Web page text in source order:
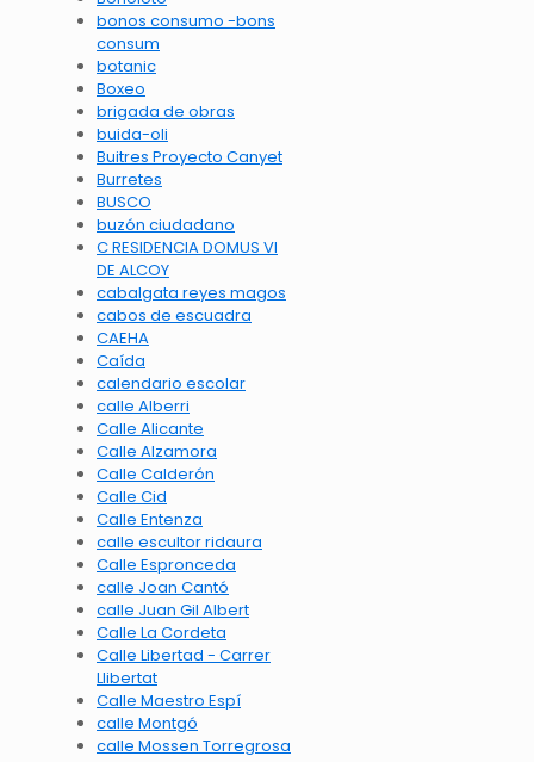
bonos consumo -bons
consum
botanic
Boxeo
brigada de obras
buida-oli
Buitres Proyecto Canyet
Burretes
BUSCO
buzón ciudadano
C RESIDENCIA DOMUS VI
DE ALCOY
cabalgata reyes magos
cabos de escuadra
CAEHA
Caída
calendario escolar
calle Alberri
Calle Alicante
Calle Alzamora
Calle Calderón
Calle Cid
Calle Entenza
calle escultor ridaura
Calle Espronceda
calle Joan Cantó
calle Juan Gil Albert
Calle La Cordeta
Calle Libertad - Carrer
Llibertat
Calle Maestro Espí
calle Montgó
calle Mossen Torregrosa